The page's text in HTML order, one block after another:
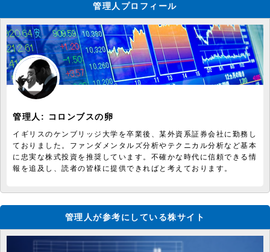
管理人プロフィール
管理人: コロンブスの卵
イギリスのケンブリッジ大学を卒業後、某外資系証券会社に勤務し
ておりました。ファンダメンタルズ分析やテクニカル分析など基本
に忠実な株式投資を推奨しています。不確かな時代に信頼できる情
報を追及し、読者の皆様に提供できればと考えております。
管理人が参考にしている株サイト